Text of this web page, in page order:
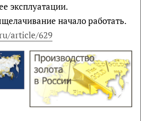
эксплуатации.
начало работать.
article/629